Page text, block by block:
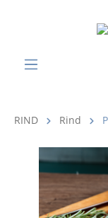
RIND Rind